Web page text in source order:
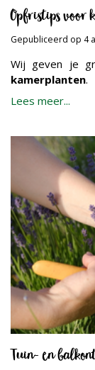
Opfristips voor
Gepubliceerd op 4
Wij geven je
kamerplanten.
Lees meer...
Tuin- en